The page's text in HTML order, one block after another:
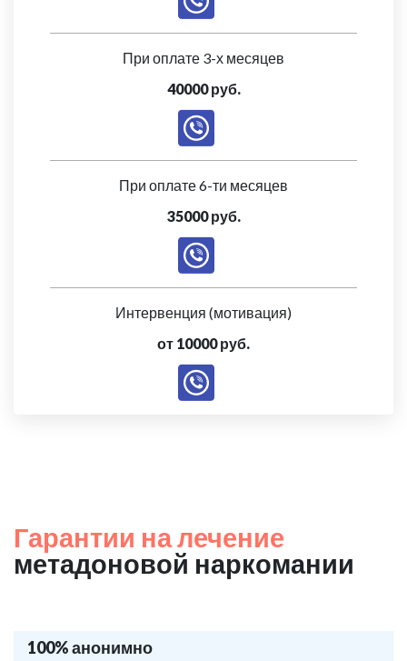
При оплате 3-х месяцев
40000 руб.
При оплате 6-ти месяцев
35000 руб.
Интервенция (мотивация)
от 10000 руб.
Гарантии на лечение
метадоновой наркомании
100% анонимно